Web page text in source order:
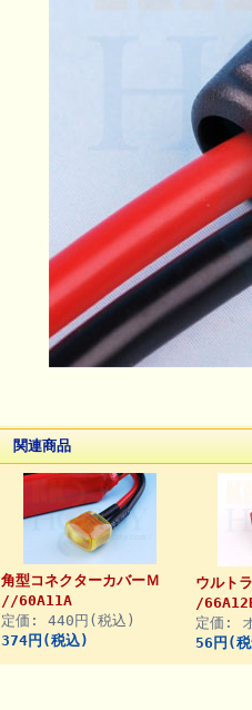
関連商品
角型コネクターカバーＭ
//60A11A
定価: 440円(税込)
374円(税込)
ウルト
/
定価:
56円(